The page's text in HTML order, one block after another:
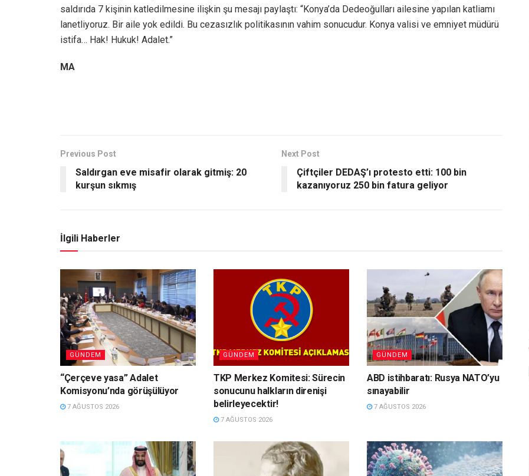
saldırıda 7 kişinin katledilmesine ilişkin şu mesajı paylaştı: “Konya’da Dedeoğulları ailesine yapılan katliamı
lanetliyoruz. Bir aile yok edildi. Bu cezasızlık politikasının vahim sonucudur. Konya valisi ve emniyet müdürü
istifa… Hak! Hukuk! Adalet.”
MA
Previous Post
Saldırgan eve misafir olarak gitmiş: 20
kurşun sıkmış
Next Post
Çiftçiler DEDAŞ’ı protesto etti: 100 bin
kazanıyoruz 250 bin fatura geliyor
İlgili Haberler
GÜNDEM
“Çerçeve yasa” Adalet
Komisyonu’nda görüşülüyor
7 AĞUSTOS 2026
GÜNDEM
TKP Merkez Komitesi: Sürecin
sonucunu halkların direnişi
belirleyecektir!
7 AĞUSTOS 2026
GÜNDEM
ABD istihbaratı: Rusya NATO’yu
sınayabilir
7 AĞUSTOS 2026